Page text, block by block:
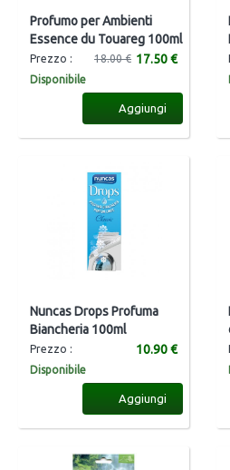
Profumo per Ambienti
Essence du Touareg 100ml
Prezzo : 17.50 €
18.00 €
Disponibile
Aggiungi
Nuncas Drops Profuma
Biancheria 100ml
Prezzo : 10.90 €
Disponibile
Aggiungi